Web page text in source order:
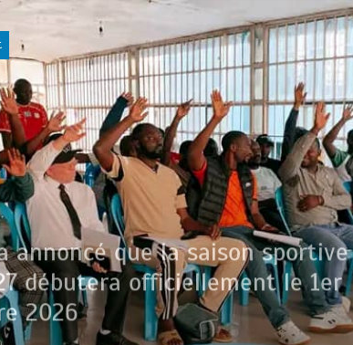
annoncé que la saison sportive
débutera officiellement le 1er
2026